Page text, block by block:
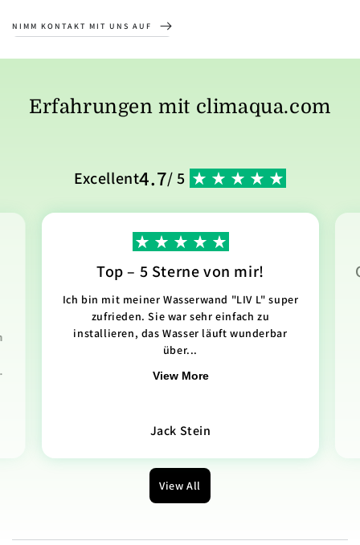
NIMM KONTAKT MIT UNS AUF
Erfahrungen mit climaqua.com
Excellent4.7/ 5
Top – 5 Sterne von mir!
Ich bin mit meiner Wasserwand "LIV L" super
zufrieden. Sie war sehr einfach zu
installieren, das Wasser läuft wunderbar
über...
View More
Jack Stein
View All